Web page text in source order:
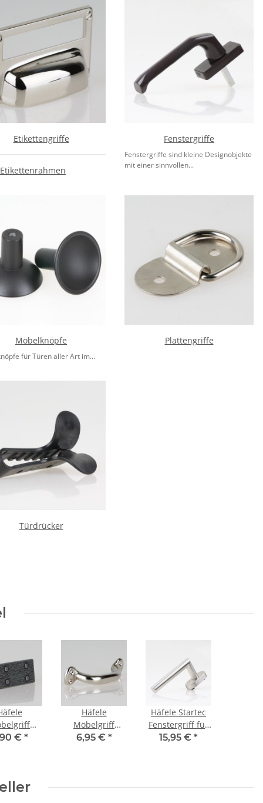
Etikettengriffe
Etikettenrahmen
Fenstergriffe
Fenstergriffe sind kleine Designobjekte
mit einer sinnvollen...
Möbelknöpfe
für Türen aller Art im...
Plattengriffe
Türdrücker
€ *
Häfele
Möbelgriff
Bogengriff Stahl
6,95 € *
Häfele Startec
Fenstergriff für
Drehkippfenster
15,95 € *